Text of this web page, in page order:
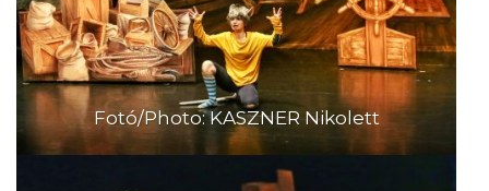
Fotó/Photo: KASZNER Nikolett